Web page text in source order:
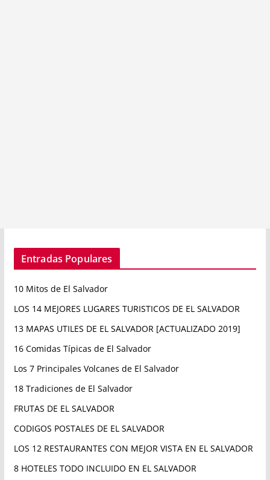
Entradas Populares
10 Mitos de El Salvador
LOS 14 MEJORES LUGARES TURISTICOS DE EL SALVADOR
13 MAPAS UTILES DE EL SALVADOR [ACTUALIZADO 2019]
16 Comidas Típicas de El Salvador
Los 7 Principales Volcanes de El Salvador
18 Tradiciones de El Salvador
FRUTAS DE EL SALVADOR
CODIGOS POSTALES DE EL SALVADOR
LOS 12 RESTAURANTES CON MEJOR VISTA EN EL SALVADOR
8 HOTELES TODO INCLUIDO EN EL SALVADOR